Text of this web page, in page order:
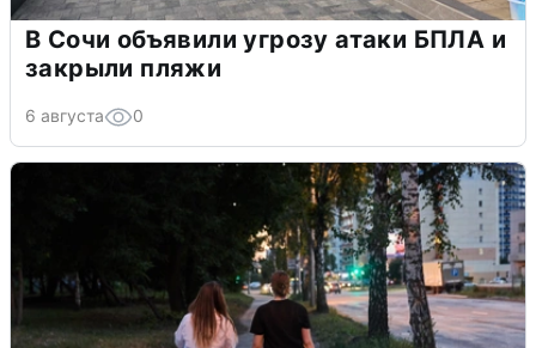
В Сочи объявили угрозу атаки БПЛА и
закрыли пляжи
6 августа 0